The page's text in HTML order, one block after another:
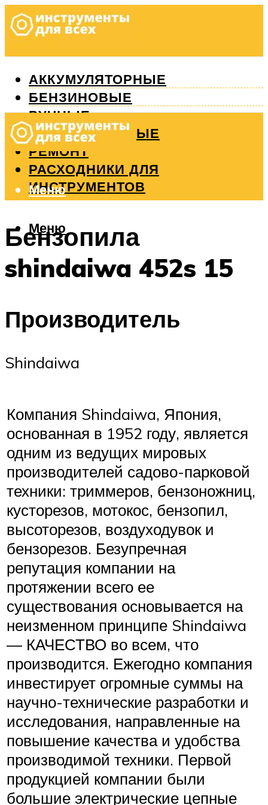
АККУМУЛЯТОРНЫЕ
БЕНЗИНОВЫЕ
РУЧНЫЕ
ИЗМЕРИТЕЛЬНЫЕ
РЕМОНТ
РАСХОДНИКИ ДЛЯ
ИНСТРУМЕНТОВ
Меню
Меню
Бензопила
shindaiwa 452s 15
Производитель
Shindaiwa
Компания Shindaiwa, Япония,
основанная в 1952 году, является
одним из ведущих мировых
производителей садово-парковой
техники: триммеров, бензоножниц,
кусторезов, мотокос, бензопил,
высоторезов, воздуходувок и
бензорезов. Безупречная
репутация компании на
протяжении всего ее
существования основывается на
неизменном принципе Shindaiwa
— КАЧЕСТВО во всем, что
производится. Ежегодно компания
инвестирует огромные суммы на
научно-технические разработки и
исследования, направленные на
повышение качества и удобства
производимой техники. Первой
продукцией компании были
большие электрические цепные